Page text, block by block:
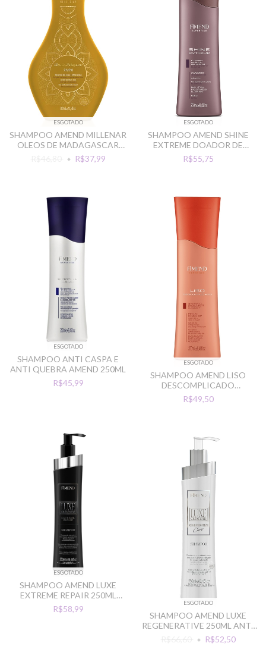
ESGOTADO
SHAMPOO AMEND MILLENAR
OLEOS DE MADAGASCAR
300ML
R$46,80 R$37,99
ESGOTADO
SHAMPOO AMEND SHINE
EXTREME DOADOR DE
BRILHO 250ML
R$55,75
ESGOTADO
SHAMPOO ANTI CASPA E
ANTI QUEBRA AMEND 250ML
R$45,99
ESGOTADO
SHAMPOO AMEND LISO
DESCOMPLICADO
SUAVIZANTE ANTI FRIZZ
250ML
R$49,50
ESGOTADO
SHAMPOO AMEND LUXE
EXTREME REPAIR 250ML
REPARACAO INTENSA
R$58,99
ESGOTADO
SHAMPOO AMEND LUXE
REGENERATIVE 250ML ANTI
ENVELHECIMENTO
R$66,60 R$52,50